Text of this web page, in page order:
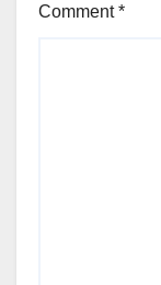
Comment*